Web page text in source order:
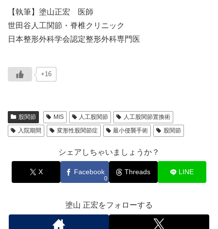
【執筆】塗山正宏 医師
世田谷人工関節・脊椎クリニック
日本整形外科学会認定整形外科専門医
+16
股関節 MIS 人工股関節
人工股関節置換術
入院期間
変形性股関節症 最小侵襲手術 股関節
シェアしちゃいましょうか？
X Facebook
0
Threads LINE
塗山 正宏をフォローする